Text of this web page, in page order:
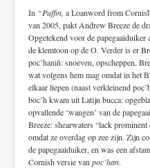
In “Puffin, a Loanword from
van 2005, pakt Andrew Breeze de
Opgetekend voor de
de klemtoon op de O. Verder is er
poc’haniñ: snoeven, opscheppen.
wat volgens hem mag omdat in het
elkaar liepen (naast verkleinend
boc’h kwam uit Latijn bucca:
opvallende ‘wangen’ van de
Breeze: shearwaters “lack
omdat ze overdag op zee zijn. Zijn
de papegaaiduiker, en was een
Cornish versie van poc’han.